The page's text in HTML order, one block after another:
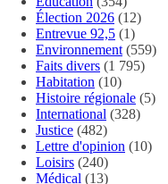
Élection 2026 (12)
Entrevue 92,5 (1)
Environnement (559)
Faits divers (1 795)
Habitation (10)
Histoire régionale (5)
International (328)
Justice (482)
Lettre d'opinion (10)
Loisirs (240)
Médical (13)